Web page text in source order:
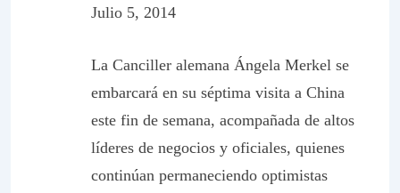
Julio 5, 2014
La Canciller alemana Ángela Merkel se
embarcará en su séptima visita a China
este fin de semana, acompañada de altos
líderes de negocios y oficiales, quienes
continúan permaneciendo optimistas